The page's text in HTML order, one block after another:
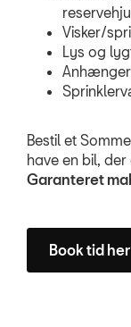
Visker/
Lys og
Bestil et
have en bil,
Garanteret
Book tid her